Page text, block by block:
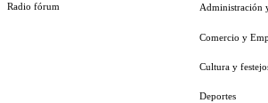
Radio fórum Administración
Comercio y
Cultura y
Deportes